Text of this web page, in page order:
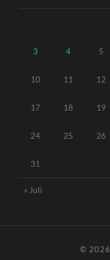
3 4 5
10 11 12
17 18 19
24 25 26
31
« Juli
© 2026